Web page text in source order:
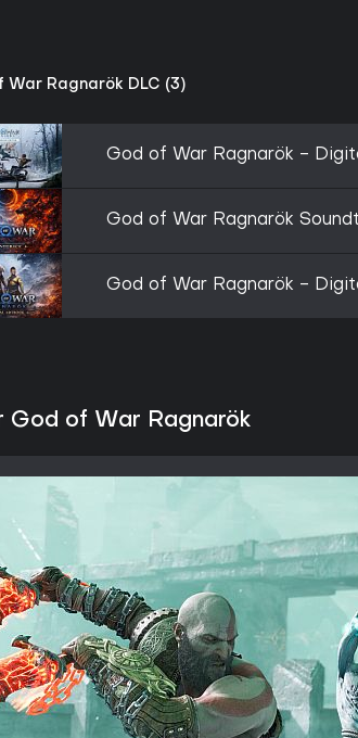
War Ragnarök DLC (3)
God of War Ragnarök -
God of War Ragnarök
God of War Ragnarök -
God of War Ragnarök